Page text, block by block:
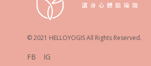
© 2021 HELLOYOGIS All Rights Reserved.
FB
IG